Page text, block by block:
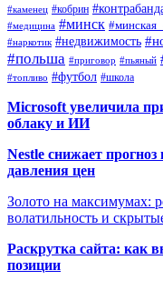
#каменец #кобрин
#медицина #минск
#наркотик #недвижимость
#польша #приговор #пьяный
#топливо #футбол #школа
Microsoft увеличила
облаку и ИИ
Nestle снижает
давления цен
Золото на максимумах:
волатильность и
Раскрутка сайта: как
позиции